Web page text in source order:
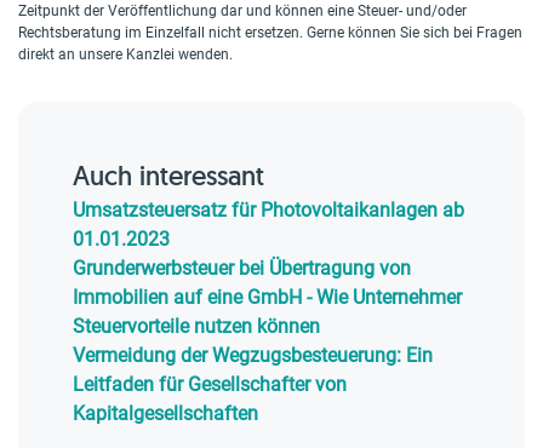
Zeitpunkt der Veröffentlichung dar und können eine Steuer- und/oder
Rechtsberatung im Einzelfall nicht ersetzen. Gerne können Sie sich bei Fragen
direkt an unsere Kanzlei wenden.
Auch interessant
Umsatzsteuersatz für Photovoltaikanlagen ab
01.01.2023
Grunderwerbsteuer bei Übertragung von
Immobilien auf eine GmbH - Wie Unternehmer
Steuervorteile nutzen können
Vermeidung der Wegzugsbesteuerung: Ein
Leitfaden für Gesellschafter von
Kapitalgesellschaften